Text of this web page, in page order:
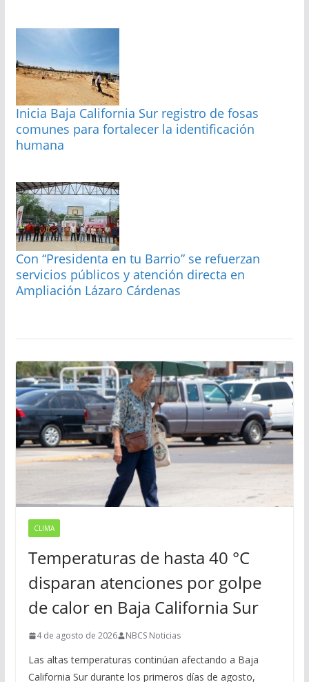
Inicia Baja California Sur registro de fosas
comunes para fortalecer la identificación
humana
Con “Presidenta en tu Barrio” se refuerzan
servicios públicos y atención directa en
Ampliación Lázaro Cárdenas
CLIMA
Temperaturas de hasta 40 °C
disparan atenciones por golpe
de calor en Baja California Sur
4 de agosto de 2026 NBCS Noticias
Las altas temperaturas continúan afectando a Baja
California Sur durante los primeros días de agosto,